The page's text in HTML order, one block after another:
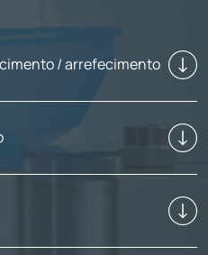
/ arrefecimento